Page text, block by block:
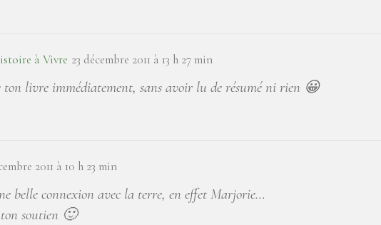
à Vivre 23 décembre 2011 à 13 h 27 min
ton livre immédiatement, sans avoir lu de résumé ni rien 😀
2011 à 10 h 23 min
belle connexion avec la terre, en effet Marjorie…
soutien 🙂